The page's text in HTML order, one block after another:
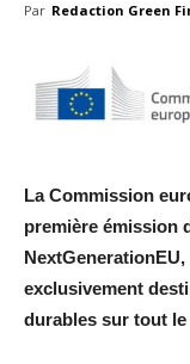
Par Redaction Green
La Commission
première émission
exclusivement
durables sur tout